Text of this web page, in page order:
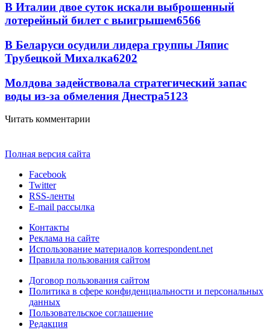
В Италии двое суток искали выброшенный
лотерейный билет с выигрышем6566
В Беларуси осудили лидера группы Ляпис
Трубецкой Михалка6202
Молдова задействовала стратегический запас
воды из-за обмеления Днестра5123
Читать комментарии
Полная версия сайта
Facebook
Twitter
RSS-ленты
E-mail рассылка
Контакты
Реклама на сайте
Использование материалов korrespondent.net
Правила пользования сайтом
Договор пользования сайтом
Политика в сфере конфиденциальности и персональных
данных
Пользовательское соглашение
Редакция